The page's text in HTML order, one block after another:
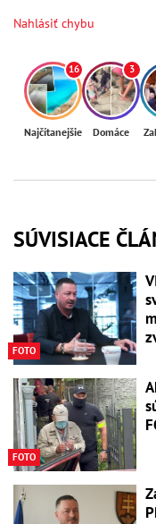
Nahlásiť chybu
16
Najčítanejšie
3
Domáce
SÚVISIACE
FOTO
FOTO